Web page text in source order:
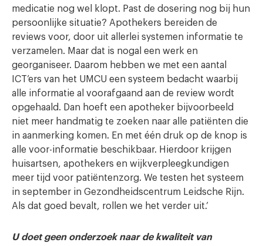
medicatie nog wel klopt. Past de dosering nog bij hun
persoonlijke situatie? Apothekers bereiden de
reviews voor, door uit allerlei systemen informatie te
verzamelen. Maar dat is nogal een werk en
georganiseer. Daarom hebben we met een aantal
ICT’ers van het UMCU een systeem bedacht waarbij
alle informatie al voorafgaand aan de review wordt
opgehaald. Dan hoeft een apotheker bijvoorbeeld
niet meer handmatig te zoeken naar alle patiënten die
in aanmerking komen. En met één druk op de knop is
alle voor-informatie beschikbaar. Hierdoor krijgen
huisartsen, apothekers en wijkverpleegkundigen
meer tijd voor patiëntenzorg. We testen het systeem
in september in Gezondheidscentrum Leidsche Rijn.
Als dat goed bevalt, rollen we het verder uit.’
U doet geen onderzoek naar de kwaliteit van